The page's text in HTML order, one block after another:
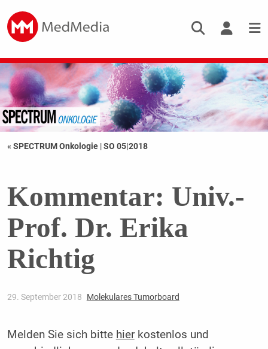
« SPECTRUM Onkologie |SO 05|2018
Kommentar: Univ.-
Prof. Dr. Erika
Richtig
29. September 2018 Molekulares Tumorboard
Melden Sie sich bitte hierkostenlos und